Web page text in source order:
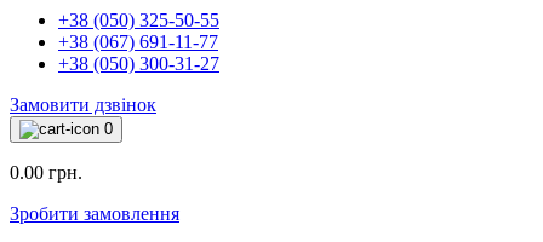
+38 (050) 325-50-55
+38 (067) 691-11-77
+38 (050) 300-31-27
Замовити дзвінок
0
0.00 грн.
Зробити замовлення